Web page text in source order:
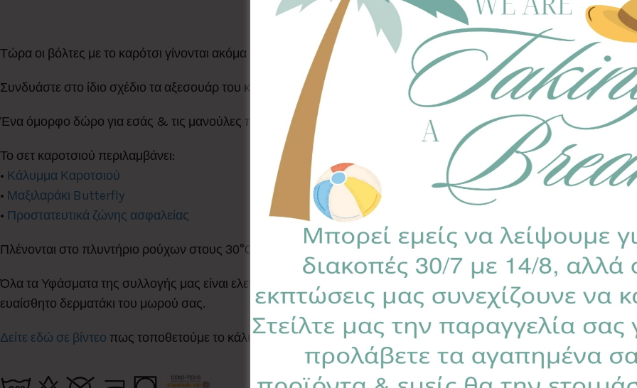
ΠΕΡΙΓΡΑΦΉΕΠΙΠΛΈΟΝ ΠΛΗΡΟΦΟΡΊΕΣ
Τώρα οι βόλτες με το καρότσι γίνονται ακόμα πιο άνετες & στυλάτες με τα Σετ καροτσιού της BabyValia!!
Συνδυάστε στο ίδιο σχέδιο τα αξεσουάρ του καροτσιού σας & παράλληλα προσφέρετε στο μωρό σας την άνεση &
Ένα όμορφο δώρο για εσάς & τις μανούλες που αγαπάτε!
Το σετ καροτσιού περιλαμβάνει:
• Κάλυμμα Καροτσιού
• Μαξιλαράκι Butterfly
• Προστατευτικά ζώνης ασφαλείας
Πλένονται στο πλυντήριο ρούχων στους 30°C
Όλα τα Υφάσματα της συλλογής μας είναι ελεγμένα & πιστοποιημένα για βλαβερές ουσίες σύμφωνα με το Oeko-
ευαίσθητο δερματάκι του μωρού σας.
Δείτε εδώ σε βίντεο πως τοποθετούμε το κάλυμμα του καροτσιού καιεδώ επίσης.